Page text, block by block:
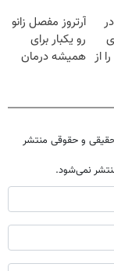
تحمل میکنی؟❗
از
آرتروز مفصل زانو
رو یکبار برای
همیشه درمان
و حقوقی منتشر
نمی‌شود.